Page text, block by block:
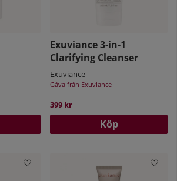
Exuviance 3-in-1
Clarifying Cleanser
Exuviance
Gåva från Exuviance
399 kr
Köp